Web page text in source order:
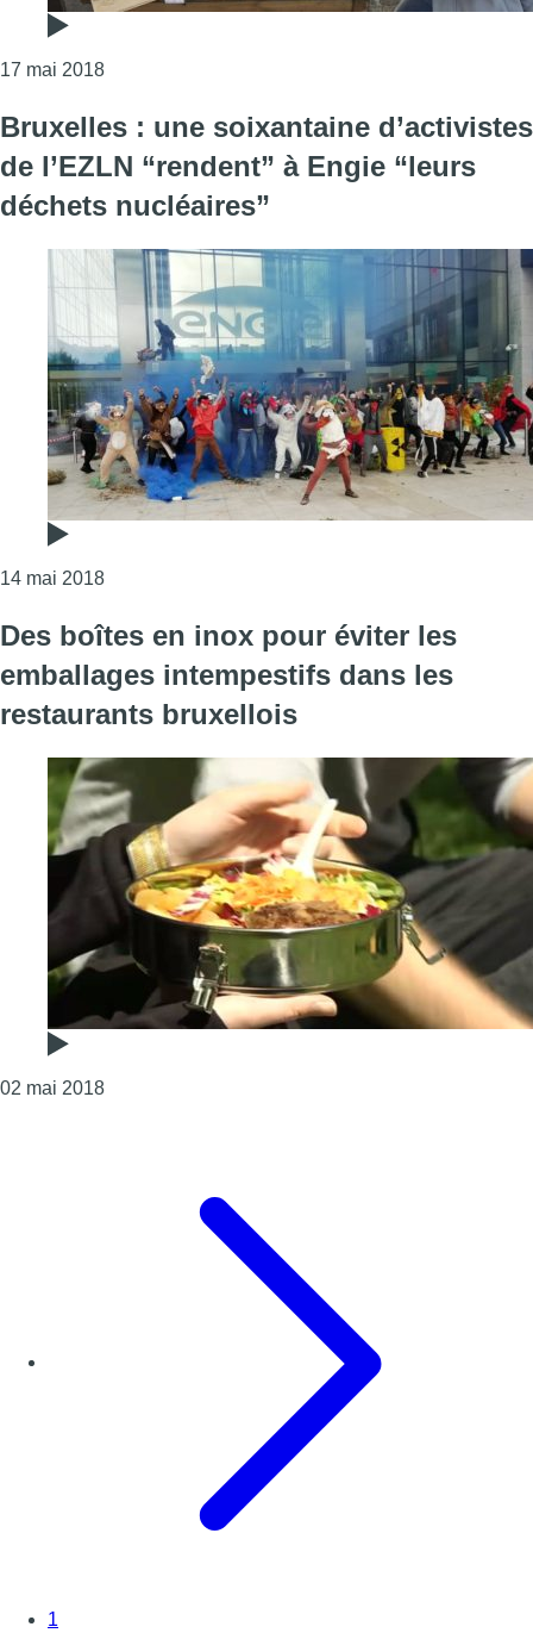
17 mai 2018Consulter l'article "Greenpeace fabrique de la
Bruxelles : une soixantaine d’activistes
de l’EZLN “rendent” à Engie “leurs
déchets nucléaires”
14 mai 2018Consulter l'article "Bruxelles : une soixantaine
Des boîtes en inox pour éviter les
emballages intempestifs dans les
restaurants bruxellois
02 mai 2018Consulter l'article "Des boîtes en inox pour éviter
1